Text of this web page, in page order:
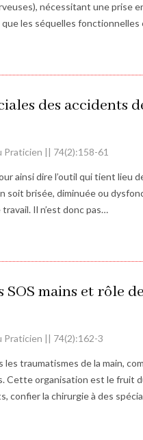
nécessitant une prise
les séquelles
des accidents
Praticien || 74(2):158-61
ainsi dire l’outil qui tient lieu
soit brisée, diminuée ou
Il n’est donc pas…
mains et rôle
Praticien || 74(2):162-3
les traumatismes de la main,
Cette organisation est le fruit
confier la chirurgie à des